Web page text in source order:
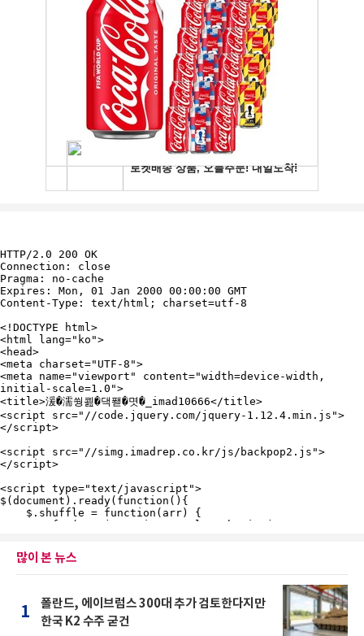
많이 본 뉴스
1
폴란드, 에이브럼스 300대 추가 검토한다지만
한국 K2 수주 굳건